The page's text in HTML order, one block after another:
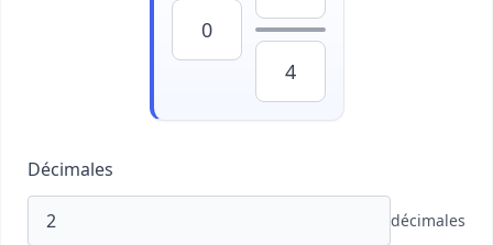
Décimales
décimales